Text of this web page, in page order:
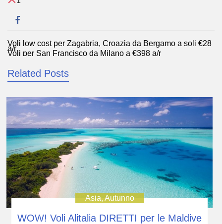
Navigazione
articoli
Voli low cost per Zagabria, Croazia da Bergamo a soli €28
a/r
Voli per San Francisco da Milano a €398 a/r
Related Posts
Asia, Autunno
WOW! Voli Alitalia DIRETTI per le Maldive